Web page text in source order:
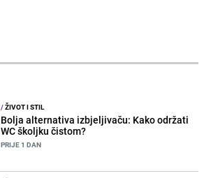
/ŽIVOT I STIL
Bolja alternativa izbjeljivaču: Kako održati
WC školjku čistom?
PRIJE 1 DAN